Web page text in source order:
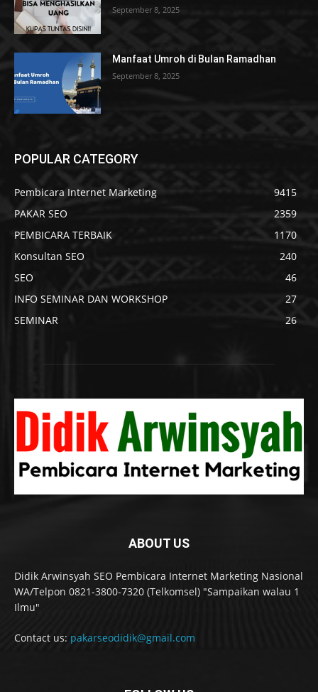
September 8, 2025
Manfaat Umroh di Bulan Ramadhan
September 8, 2025
POPULAR CATEGORY
Pembicara Internet Marketing
9415
PAKAR SEO
2359
PEMBICARA TERBAIK
1170
Konsultan SEO
240
SEO
46
INFO SEMINAR DAN WORKSHOP
27
SEMINAR
26
ABOUT US
Didik Arwinsyah SEO Pembicara Internet Marketing Nasional
WA/Telpon 0821-3800-7320 (Telkomsel) "Sampaikan walau 1
Ilmu"
Contact us: pakarseodidik@gmail.com